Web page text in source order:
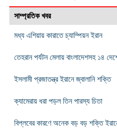
সাম্প্রতিক খবর
মধ্য এশিয়ায় কারাতে চ্যাম্পিয়ন ইরান
তেহরান পর্যটন মেলায় বাংলাদেশসহ ১৪
ইসলামী প্রজাতন্ত্র ইরানে জ্বালানি শক্তি
ক্যামেরায় ধরা পড়ল তিন পারস্য চিতা
বিপ্লবের কারণে অনেক বড় বড় শক্তি